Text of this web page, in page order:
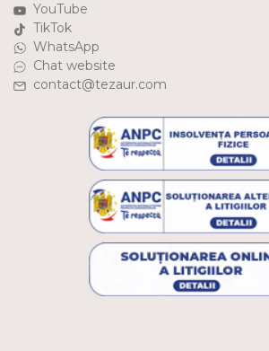
YouTube
TikTok
WhatsApp
Chat website
contact@tezaur.com